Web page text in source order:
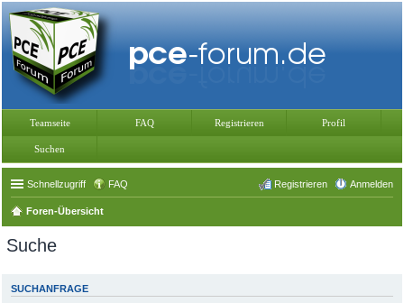
Teamseite FAQ Registrieren Profil
Suchen
Schnellzugriff FAQ Anmelden
Registrieren
Foren-Übersicht
Suche
SUCHANFRAGE